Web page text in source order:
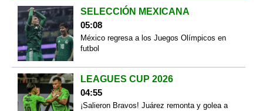
SELECCIÓN MEXICANA
05:08
México regresa a los Juegos Olímpicos en
futbol
LEAGUES CUP 2026
04:55
¡Salieron Bravos! Juárez remonta y golea a